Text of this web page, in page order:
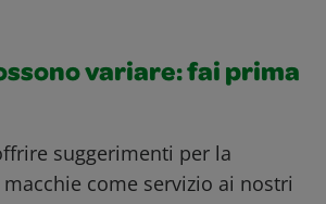
variare: fai prima
suggerimenti per la
come servizio ai nostri